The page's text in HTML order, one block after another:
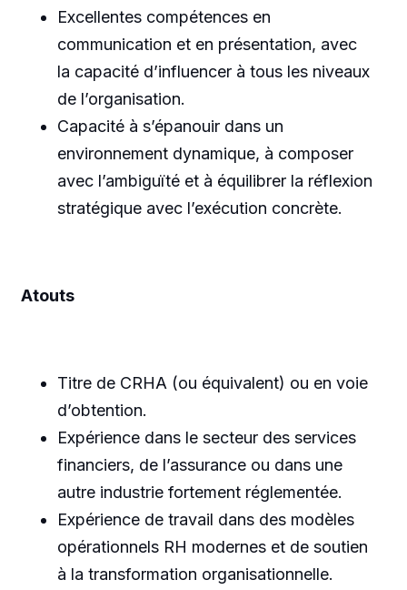
Excellentes compétences en
communication et en présentation, avec
la capacité d’influencer à tous les niveaux
de l’organisation.
Capacité à s’épanouir dans un
environnement dynamique, à composer
avec l’ambiguïté et à équilibrer la réflexion
stratégique avec l’exécution concrète.
Atouts
Titre de CRHA (ou équivalent) ou en voie
d’obtention.
Expérience dans le secteur des services
financiers, de l’assurance ou dans une
autre industrie fortement réglementée.
Expérience de travail dans des modèles
opérationnels RH modernes et de soutien
à la transformation organisationnelle.